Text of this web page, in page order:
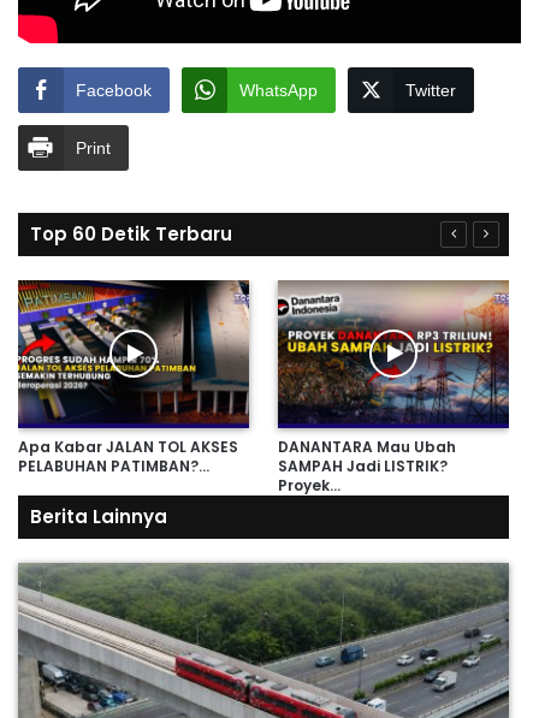
Facebook WhatsApp Twitter
Print
Top 60 Detik Terbaru
Apa Kabar JALAN TOL AKSES
PELABUHAN PATIMBAN?…
DANANTARA Mau Ubah
SAMPAH Jadi LISTRIK?
Proyek…
Berita Lainnya